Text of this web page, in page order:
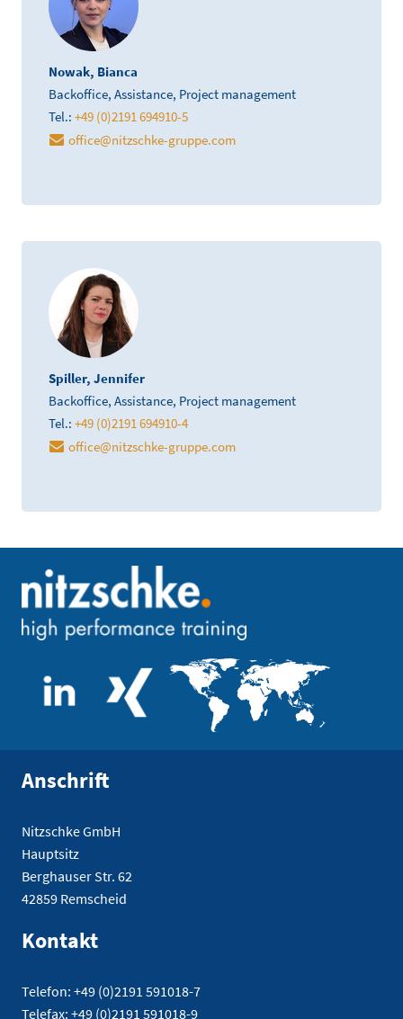
Nowak, Bianca
Backoffice, Assistance, Project management
Tel.: +49 (0)2191 694910-5
office@nitzschke-gruppe.com
Spiller, Jennifer
Backoffice, Assistance, Project management
Tel.: +49 (0)2191 694910-4
office@nitzschke-gruppe.com
Anschrift
Nitzschke GmbH
Hauptsitz
Berghauser Str. 62
42859 Remscheid
Kontakt
Telefon: +49 (0)2191 591018-7
Telefax: +49 (0)2191 591018-9